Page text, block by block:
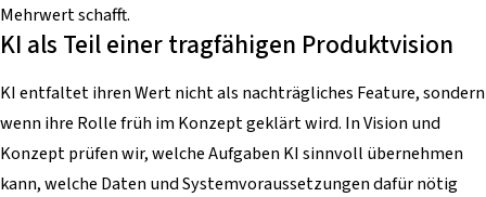
Mehrwert schafft.
KI als Teil einer tragfähigen Produktvision
KI entfaltet ihren Wert nicht als nachträgliches Feature, sondern
wenn ihre Rolle früh im Konzept geklärt wird. In Vision und
Konzept prüfen wir, welche Aufgaben KI sinnvoll übernehmen
kann, welche Daten und Systemvoraussetzungen dafür nötig